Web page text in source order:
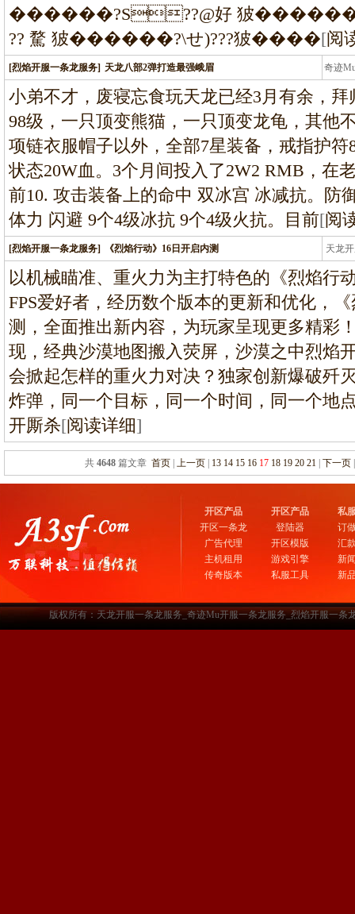
������?S??@好 狓������?-
?? 騖 狓������?\せ)???狓����[阅
[烈焰开服一条龙服务] 天龙八部2弹打造最强峨眉 奇迹
条
小弟不才，废寝忘食玩天龙已经3月有余，
98级，一只顶变熊猫，一只顶变龙龟，其他
项链衣服帽子以外，全部7星装备，戒指护
状态20W血。3个月间投入了2W2 RMB，在
前10. 攻击装备上的命中 双冰宫 冰减抗。防
体力 闪避 9个4级冰抗 9个4级火抗。目前[阅
[烈焰开服一条龙服务] 《烈焰行动》16日开启内测 天龙
龙
以机械瞄准、重火力为主打特色的《烈焰行
FPS爱好者，经历数个版本的更新和优化，
测，全面推出新内容，为玩家呈现更多精彩
现，经典沙漠地图搬入荧屏，沙漠之中烈焰
会掀起怎样的重火力对决？独家创新爆破歼
炸弹，同一个目标，同一个时间，同一个地
开厮杀[阅读详细]
共 4648篇文章 首页| 上一页| 13 14 15 16 17 18 19 20 21| 下一页
开区产品
开区一条龙
广告代理
主机租用
传奇版本
开区产品
登陆器
开区模版
游戏引擎
私服工具
私
订
汇
新
新
版权所有：天龙开服一条龙服务_奇迹Mu开服一条龙服务_烈焰开服一条